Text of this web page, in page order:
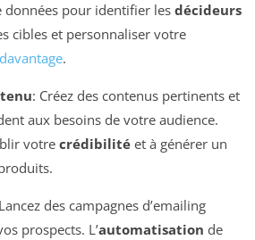
données pour identifier les décideurs
cibles et personnaliser votre
.
: Créez des contenus pertinents et
aux besoins de votre audience.
votre crédibilité et à générer un
des campagnes d’emailing
prospects. L’automatisation de